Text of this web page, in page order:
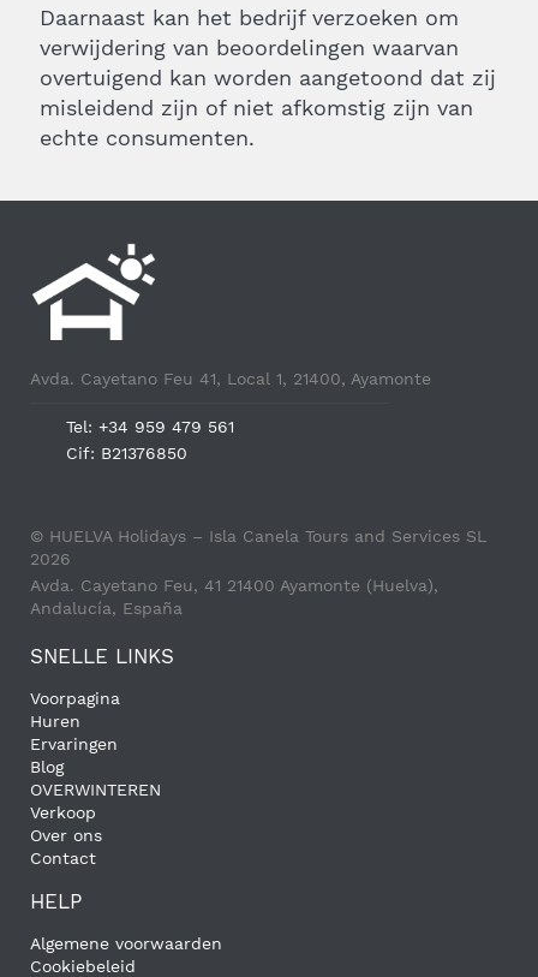
Daarnaast kan het bedrijf verzoeken om
verwijdering van beoordelingen waarvan
overtuigend kan worden aangetoond dat zij
misleidend zijn of niet afkomstig zijn van
echte consumenten.
Avda. Cayetano Feu 41, Local 1, 21400, Ayamonte
Tel: +34 959 479 561
Cif: B21376850
© HUELVA Holidays – Isla Canela Tours and Services SL
2026
Avda. Cayetano Feu, 41 21400 Ayamonte (Huelva),
Andalucía, España
SNELLE LINKS
Voorpagina
Huren
Ervaringen
Blog
OVERWINTEREN
Verkoop
Over ons
Contact
HELP
Algemene voorwaarden
Cookiebeleid